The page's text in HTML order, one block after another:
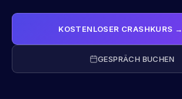
KOSTENLOSER CRASHKURS →
GESPRÄCH BUCHEN